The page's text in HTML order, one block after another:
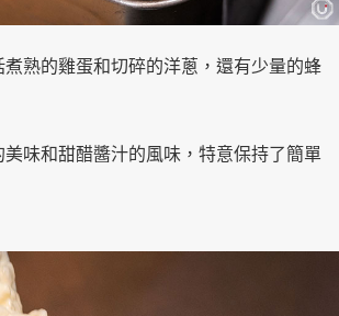
熟的雞蛋和切碎的洋蔥，還有少量的蜂
味和甜醋醬汁的風味，特意保持了簡單